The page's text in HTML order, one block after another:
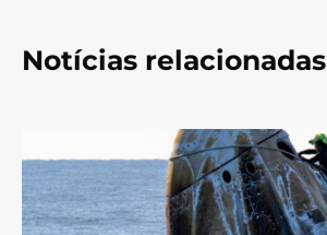
Notícias relacionadas